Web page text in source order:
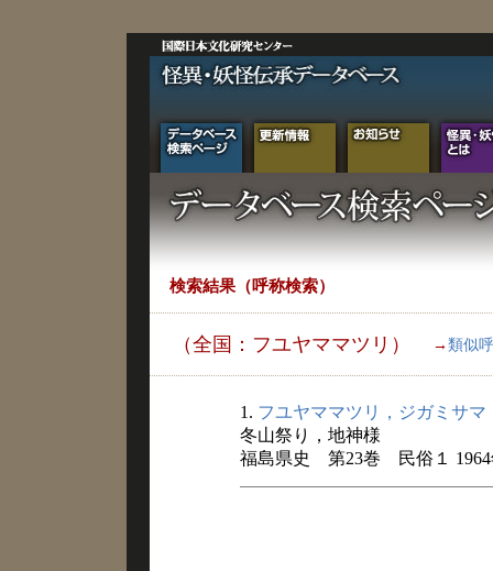
検索結果（呼称検索）
（全国：フユヤママツリ） → 類似
1. フユヤママツリ，ジガミサマ
冬山祭り，地神様
福島県史 第23巻 民俗１ 1964